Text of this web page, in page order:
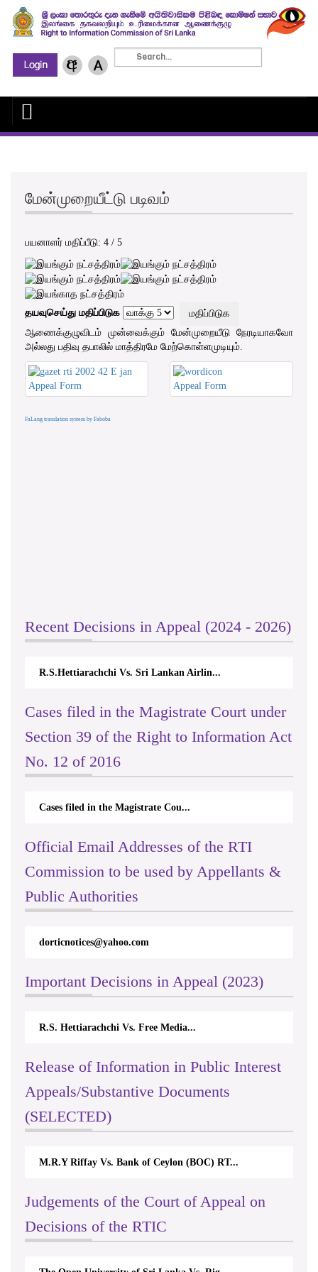
மேன்முறையீட்டு படிவம்
பயனாளர் மதிப்பீடு: 4 / 5
தயவுசெய்து மதிப்பிடுக
ஆணைக்குழுவிடம் முன்வைக்கும் மேன்முறையீடு நேரடியாகவோ
அல்லது பதிவு தபாலில் மாத்திரமே மேற்கொள்ளமுடியும்.
Appeal Form Appeal Form
FaLang translation system by Faboba
Recent Decisions in Appeal (2024 - 2026)
R.S.Hettiarachchi Vs. Sri Lankan Airlin...
Cases filed in the Magistrate Court under
Section 39 of the Right to Information Act
No. 12 of 2016
Cases filed in the Magistrate Cou...
Official Email Addresses of the RTI
Commission to be used by Appellants &
Public Authorities
dorticnotices@yahoo.com
Important Decisions in Appeal (2023)
R.S. Hettiarachchi Vs. Free Media...
Release of Information in Public Interest
Appeals/Substantive Documents
(SELECTED)
M.R.Y Riffay Vs. Bank of Ceylon (BOC) RT...
Judgements of the Court of Appeal on
Decisions of the RTIC